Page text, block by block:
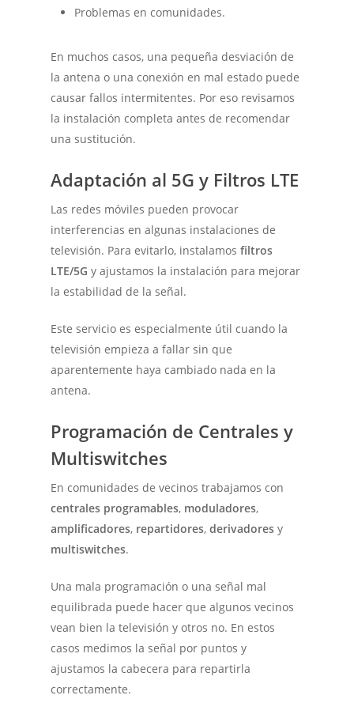
Problemas en comunidades.
En muchos casos, una pequeña desviación de
la antena o una conexión en mal estado puede
causar fallos intermitentes. Por eso revisamos
la instalación completa antes de recomendar
una sustitución.
Adaptación al 5G y Filtros LTE
Las redes móviles pueden provocar
interferencias en algunas instalaciones de
televisión. Para evitarlo, instalamosfiltros
LTE/5G y ajustamos la instalación para mejorar
la estabilidad de la señal.
Este servicio es especialmente útil cuando la
televisión empieza a fallar sin que
aparentemente haya cambiado nada en la
antena.
Programación de Centrales y
Multiswitches
En comunidades de vecinos trabajamos con
centrales programables, moduladores,
amplificadores, repartidores,derivadores y
multiswitches.
Una mala programación o una señal mal
equilibrada puede hacer que algunos vecinos
vean bien la televisión y otros no. En estos
casos medimos la señal por puntos y
ajustamos la cabecera para repartirla
correctamente.